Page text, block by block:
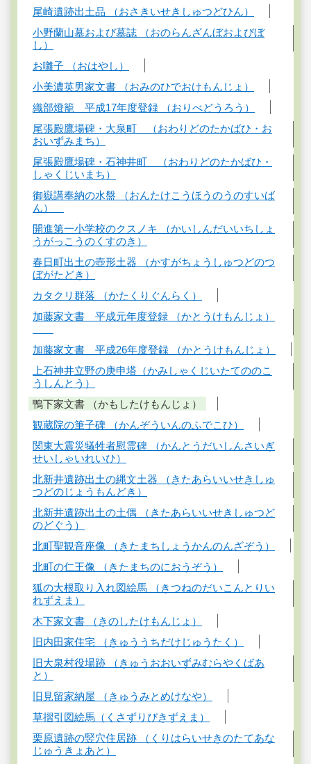
尾崎遺跡出土品 （おさきいせきしゅつどひん）
小野蘭山墓および墓誌 （おのらんざんぼおよびぼ
し）
お囃子 （おはやし）
小美濃英男家文書 （おみのひでおけもんじょ）
織部燈籠 平成17年度登録 （おりべどうろう）
尾張殿鷹場碑・大泉町 （おわりどのたかばひ・お
おいずみまち）
尾張殿鷹場碑・石神井町 （おわりどのたかばひ・
しゃくじいまち）
御嶽講奉納の水盤 （おんたけこうほうのうのすいば
ん）
開進第一小学校のクスノキ （かいしんだいいちしょ
うがっこうのくすのき）
春日町出土の壺形土器 （かすがちょうしゅつどのつ
ぼがたどき）
カタクリ群落 （かたくりぐんらく）
加藤家文書 平成元年度登録 （かとうけもんじょ）
加藤家文書 平成26年度登録 （かとうけもんじょ）
上石神井立野の庚申塔（かみしゃくじいたてののこ
うしんとう）
鴨下家文書 （かもしたけもんじょ）
観蔵院の筆子碑 （かんぞういんのふでこひ）
関東大震災犠牲者慰霊碑 （かんとうだいしんさいぎ
せいしゃいれいひ）
北新井遺跡出土の縄文土器 （きたあらいいせきしゅ
つどのじょうもんどき）
北新井遺跡出土の土偶 （きたあらいいせきしゅつど
のどぐう）
北町聖観音座像 （きたまちしょうかんのんざぞう）
北町の仁王像 （きたまちのにおうぞう）
狐の大根取り入れ図絵馬 （きつねのだいこんとりい
れずえま）
木下家文書 （きのしたけもんじょ）
旧内田家住宅 （きゅううちだけじゅうたく）
旧大泉村役場跡 （きゅうおおいずみむらやくばあ
と）
旧見留家納屋 （きゅうみとめけなや）
草摺引図絵馬（くさずりびきずえま）
栗原遺跡の竪穴住居跡 （くりはらいせきのたてあな
じゅうきょあと）